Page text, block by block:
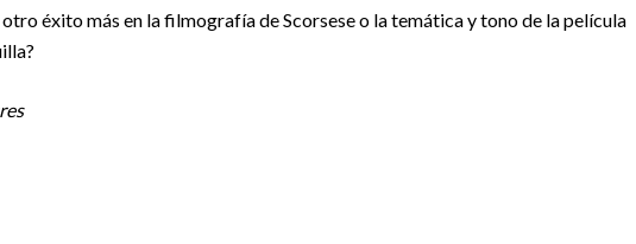
otro éxito más en la filmografía de Scorsese o la temática y tono de la película